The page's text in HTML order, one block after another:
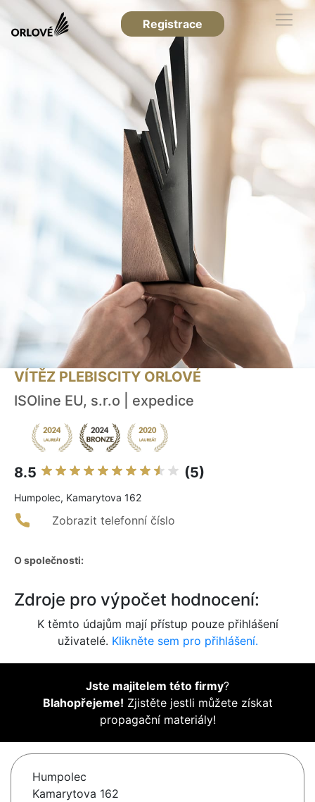
Registrace
VÍTĚZ PLEBISCITY ORLOVÉ
ISOline EU, s.r.o | expedice
8.5 (5)
Humpolec, Kamarytova 162
Zobrazit telefonní číslo
O společnosti:
Zdroje pro výpočet hodnocení:
K těmto údajům mají přístup pouze přihlášení
uživatelé. Klikněte sem pro přihlášení.
Jste majitelem této firmy?
Blahopřejeme! Zjistěte jestli můžete získat
propagační materiály!
Humpolec
Kamarytova 162